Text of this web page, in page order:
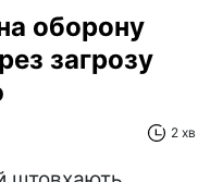
оборону
загрозу
2 хв